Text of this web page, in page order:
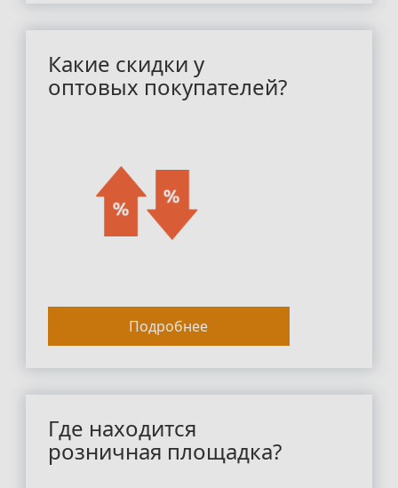
Какие скидки у
оптовых покупателей?
Подробнее
Где находится
розничная площадка?